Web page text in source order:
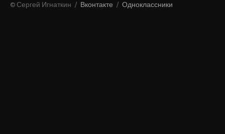
© Сергей Игнаткин / Вконтакте / Одноклассники